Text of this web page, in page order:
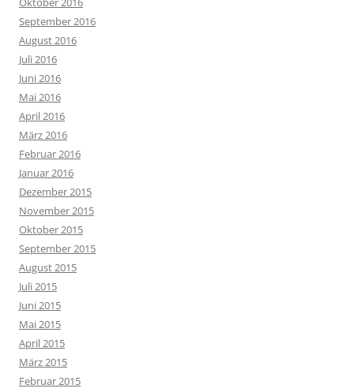
September 2016
August 2016
Juli 2016
Juni 2016
Mai 2016
April 2016
März 2016
Februar 2016
Januar 2016
Dezember 2015
November 2015
Oktober 2015
September 2015
August 2015
Juli 2015
Juni 2015
Mai 2015
April 2015
März 2015
Februar 2015